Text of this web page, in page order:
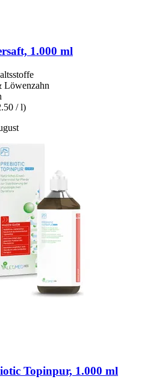
1.000 ml
Löwenzahn
/ l)
Topinpur, 1.000 ml